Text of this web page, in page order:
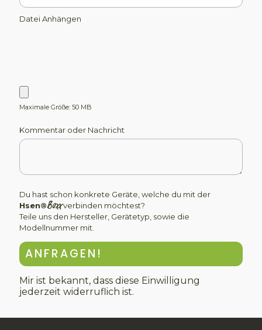
Datei Anhängen
Maximale Größe: 50 MB
Kommentar oder Nachricht
Du hast schon konkrete Geräte, welche du mit der
Hsen®Boxxverbinden möchtest?
Teile uns den Hersteller, Gerätetyp, sowie die
Modellnummer mit.
ANFRAGEN!
Mir ist bekannt, dass diese Einwilligung
jederzeit widerruflich ist.